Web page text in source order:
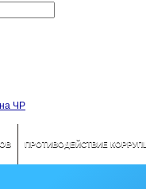
ПРОТИВОДЕЙСТВИЕ